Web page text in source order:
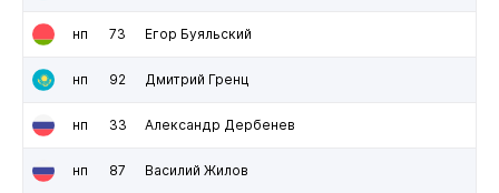
нп 73 Егор Буяльский
нп 92 Дмитрий Гренц
нп 33 Александр Дербенев
нп 87 Василий Жилов